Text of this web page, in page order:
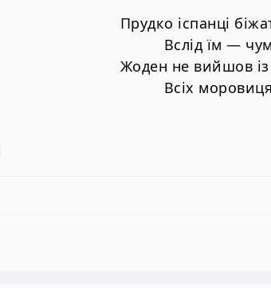
Прудко іспанці
Вслід їм —
Жоден не вийшов із
Всіх моровиця